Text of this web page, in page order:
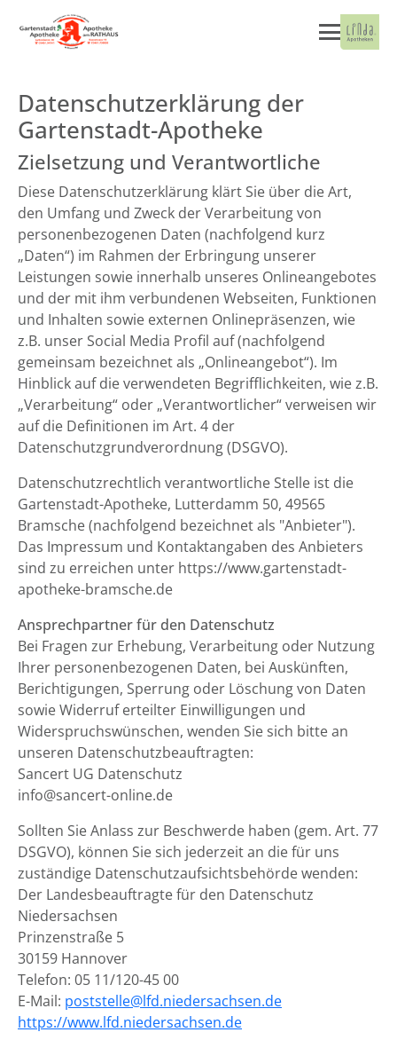
Datenschutzerklärung der
Gartenstadt-Apotheke
Zielsetzung und Verantwortliche
Diese Datenschutzerklärung klärt Sie über die Art,
den Umfang und Zweck der Verarbeitung von
personenbezogenen Daten (nachfolgend kurz
„Daten“) im Rahmen der Erbringung unserer
Leistungen sowie innerhalb unseres Onlineangebotes
und der mit ihm verbundenen Webseiten, Funktionen
und Inhalten sowie externen Onlinepräsenzen, wie
z.B. unser Social Media Profil auf (nachfolgend
gemeinsam bezeichnet als „Onlineangebot“). Im
Hinblick auf die verwendeten Begrifflichkeiten, wie z.B.
„Verarbeitung“ oder „Verantwortlicher“ verweisen wir
auf die Definitionen im Art. 4 der
Datenschutzgrundverordnung (DSGVO).
Datenschutzrechtlich verantwortliche Stelle ist die
Gartenstadt-Apotheke, Lutterdamm 50, 49565
Bramsche (nachfolgend bezeichnet als "Anbieter").
Das Impressum und Kontaktangaben des Anbieters
sind zu erreichen unter https://www.gartenstadt-
apotheke-bramsche.de
Ansprechpartner für den Datenschutz
Bei Fragen zur Erhebung, Verarbeitung oder Nutzung
Ihrer personenbezogenen Daten, bei Auskünften,
Berichtigungen, Sperrung oder Löschung von Daten
sowie Widerruf erteilter Einwilligungen und
Widerspruchswünschen, wenden Sie sich bitte an
unseren Datenschutzbeauftragten:
Sancert UG Datenschutz
info@sancert-online.de
Sollten Sie Anlass zur Beschwerde haben (gem. Art. 77
DSGVO), können Sie sich jederzeit an die für uns
zuständige Datenschutzaufsichtsbehörde wenden:
Der Landesbeauftragte für den Datenschutz
Niedersachsen
Prinzenstraße 5
30159 Hannover
Telefon: 05 11/120-45 00
E-Mail: poststelle@lfd.niedersachsen.de
https://www.lfd.niedersachsen.de